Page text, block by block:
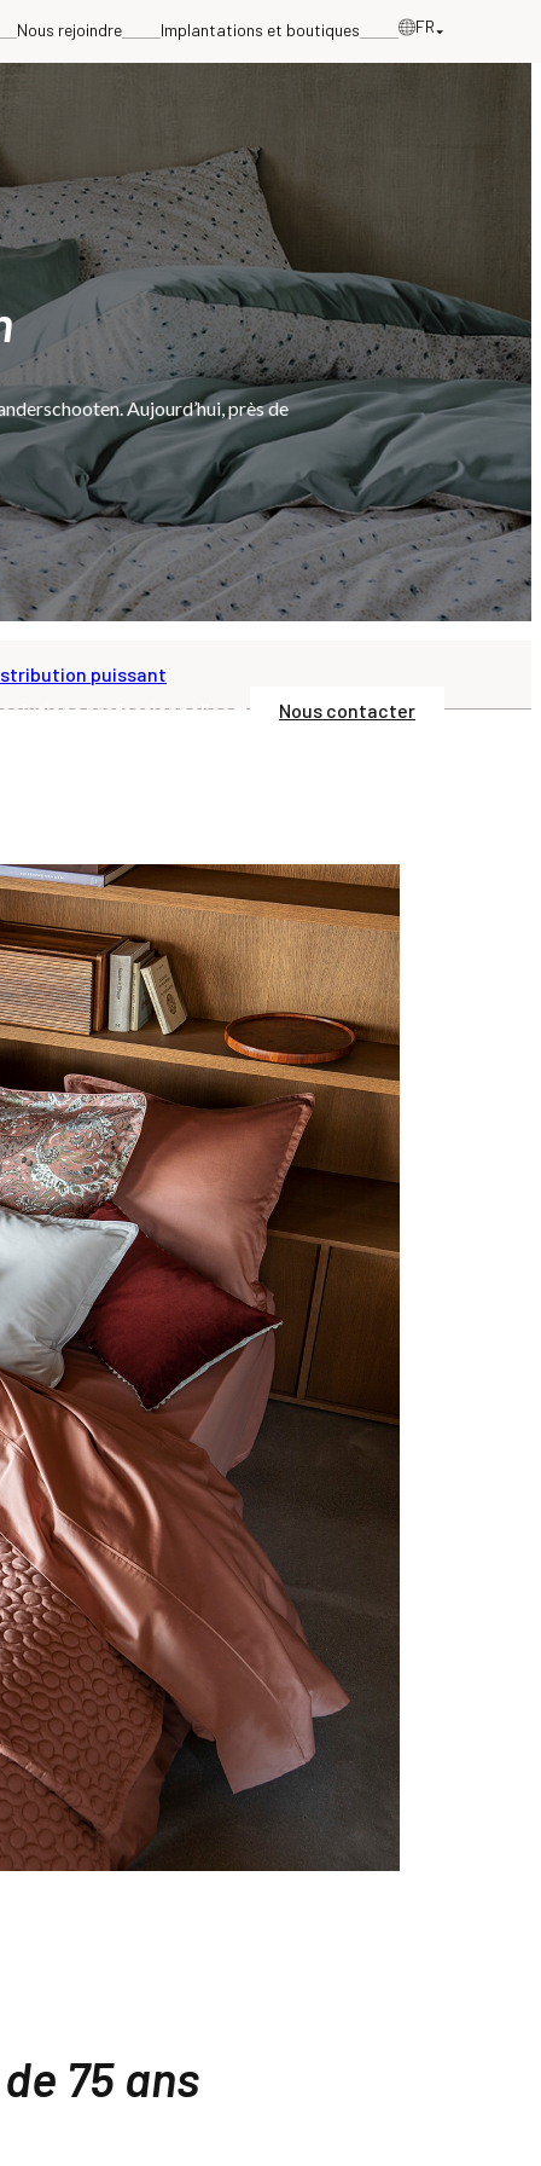
Nous rejoindre Implantations et boutiques FR
solutions professionnelles Nous contacter
Aujourd’hui, près de
puissant
75 ans